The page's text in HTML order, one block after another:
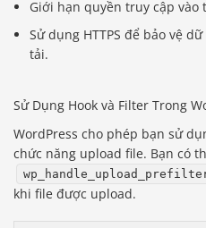
Giới hạn quyền truy cập
Sử dụng HTTPS để bảo vệ
tải.
Sử Dụng Hook và Filter Trong
WordPress cho phép bạn sử
chức năng upload file. Bạn có
khi file được upload.